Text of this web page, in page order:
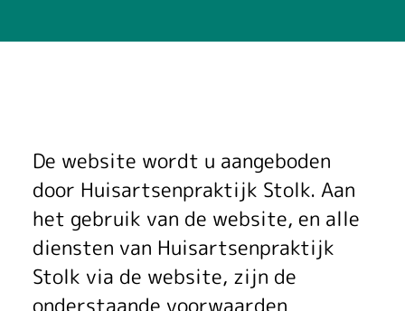
G
e
b
r
De website wordt u aangeboden
door Huisartsenpraktijk Stolk. Aan
het gebruik van de website, en alle
diensten van Huisartsenpraktijk
Stolk via de website, zijn de